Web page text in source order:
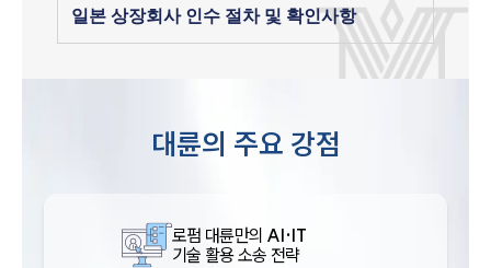
일본 상장회사 인수 절차 및 확인사항
대륜의 주요 강점
로펌 대륜만의 AI·IT
기술 활용 소송 전략